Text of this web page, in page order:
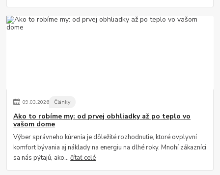
09.03.2026 Články
Ako to robíme my: od prvej obhliadky až po teplo vo
vašom dome
Výber správneho kúrenia je dôležité rozhodnutie, ktoré ovplyvní
komfort bývania aj náklady na energiu na dlhé roky. Mnohí zákazníci
sa nás pýtajú, ako...čítať celé